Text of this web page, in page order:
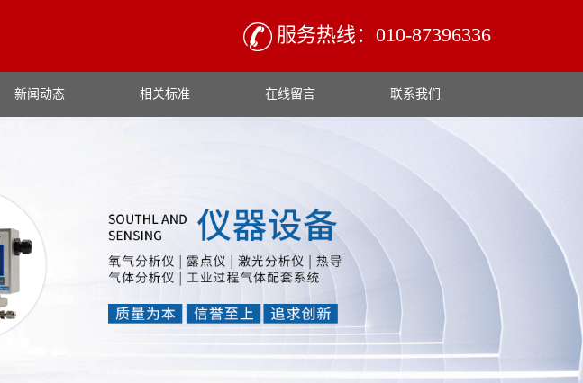
服务热线：010-87396336
新闻动态 相关标准 在线留言 联系我们